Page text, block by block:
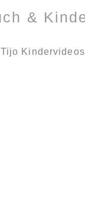
Tijo Kindervideos